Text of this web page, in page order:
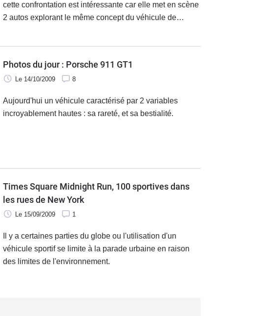
cette confrontation est intéressante car elle met en scène
2 autos explorant le même concept du véhicule de
Photos du jour : Porsche 911 GT1
Le 14/10/2009 8
Aujourd'hui un véhicule caractérisé par 2 variables
incroyablement hautes : sa rareté, et sa bestialité.
Times Square Midnight Run, 100 sportives dans
les rues de New York
Le 15/09/2009 1
Il y a certaines parties du globe ou l'utilisation d'un
véhicule sportif se limite à la parade urbaine en raison
des limites de l'environnement.